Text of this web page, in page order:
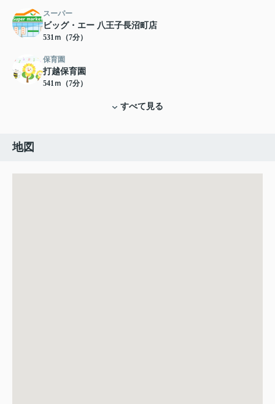
スーパー
ビッグ・エー 八王子長沼町店
531ｍ（7分）
保育園
打越保育園
541ｍ（7分）
すべて見る
地図